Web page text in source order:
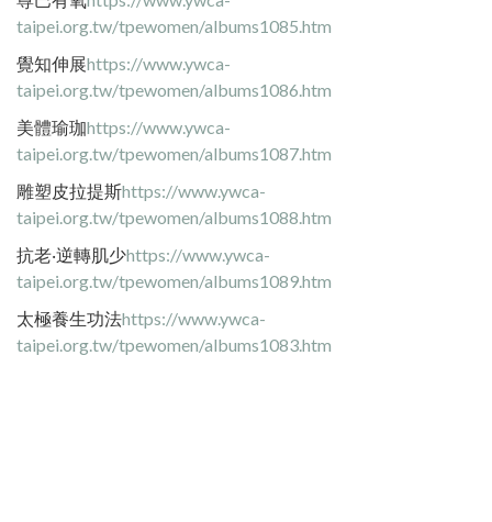
taipei.org.tw/tpewomen/albums1085.htm
覺知伸展https://www.ywca-
taipei.org.tw/tpewomen/albums1086.htm
美體瑜珈https://www.ywca-
taipei.org.tw/tpewomen/albums1087.htm
雕塑皮拉提斯https://www.ywca-
taipei.org.tw/tpewomen/albums1088.htm
抗老‧逆轉肌少https://www.ywca-
taipei.org.tw/tpewomen/albums1089.htm
太極養生功法https://www.ywca-
taipei.org.tw/tpewomen/albums1083.htm